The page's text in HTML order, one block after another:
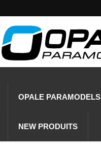
OPALE PARAMODELS
NEW PRODUITS